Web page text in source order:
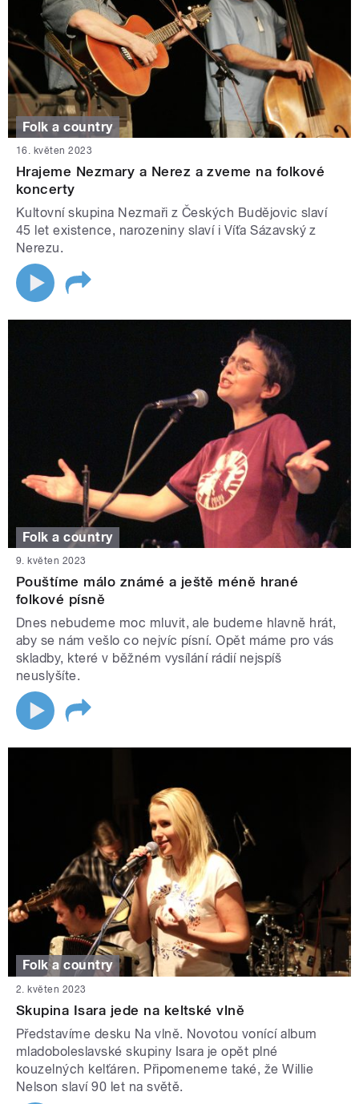
Folk a country
16. květen 2023
Hrajeme Nezmary a Nerez a zveme na folkové
koncerty
Kultovní skupina Nezmaři z Českých Budějovic slaví
45 let existence, narozeniny slaví i Víťa Sázavský z
Nerezu.
Folk a country
9. květen 2023
Pouštíme málo známé a ještě méně hrané
folkové písně
Dnes nebudeme moc mluvit, ale budeme hlavně hrát,
aby se nám vešlo co nejvíc písní. Opět máme pro vás
skladby, které v běžném vysílání rádií nejspíš
neuslyšíte.
Folk a country
2. květen 2023
Skupina Isara jede na keltské vlně
Představíme desku Na vlně. Novotou vonící album
mladoboleslavské skupiny Isara je opět plné
kouzelných kelťáren. Připomeneme také, že Willie
Nelson slaví 90 let na světě.